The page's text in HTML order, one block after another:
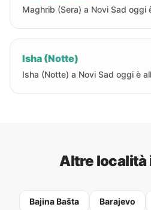
Maghrib (Sera) a Novi Sad oggi
Isha (Notte)
Isha (Notte) a Novi Sad oggi è
Altre località
Bajina Bašta Barajevo